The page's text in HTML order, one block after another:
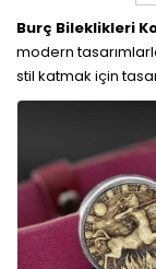
Burç Bileklikleri
modern
stil katmak için